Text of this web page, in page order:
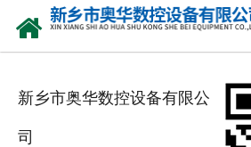
新乡市奥华数控设备有限公
司